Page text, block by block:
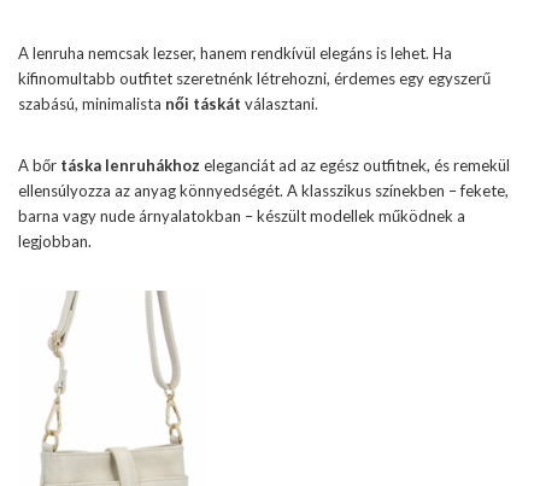
A lenruha nemcsak lezser, hanem rendkívül elegáns is lehet. Ha
kifinomultabb outfitet szeretnénk létrehozni, érdemes egy egyszerű
szabású, minimalista női táskát választani.
A bőr táska lenruhákhoz eleganciát ad az egész outfitnek, és remekül
ellensúlyozza az anyag könnyedségét. A klasszikus színekben – fekete,
barna vagy nude árnyalatokban – készült modellek működnek a
legjobban.